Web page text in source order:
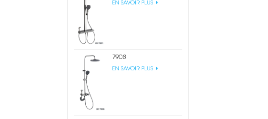
EN SAVOIR PLUS
7908
EN SAVOIR PLUS